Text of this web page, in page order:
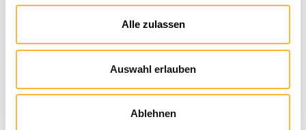
Alle zulassen
Auswahl erlauben
Ablehnen